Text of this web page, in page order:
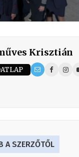
Krisztián
A SZERZŐTŐL